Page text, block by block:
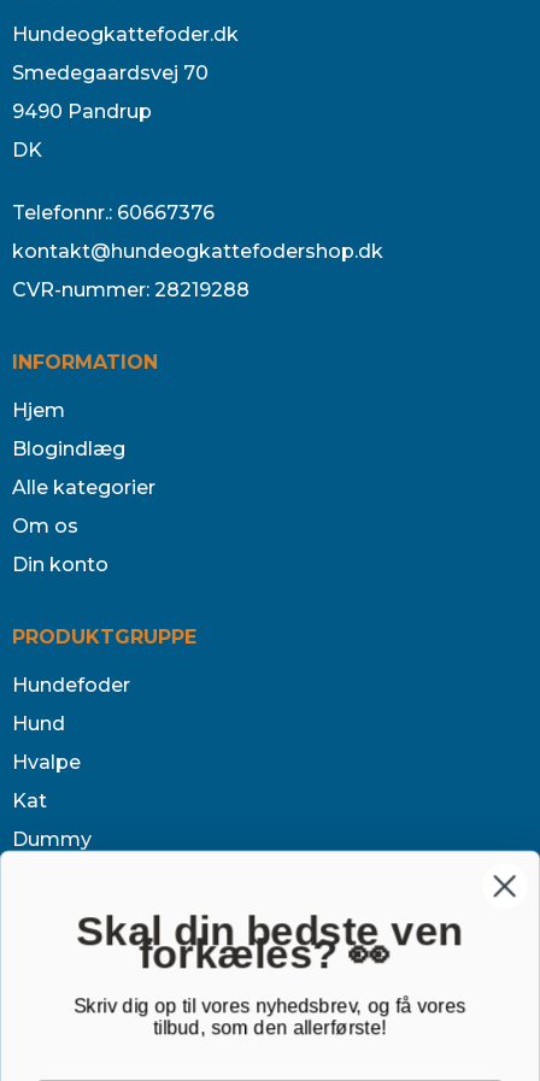
Hundeogkattefoder.dk
Smedegaardsvej 70
9490 Pandrup
DK
Telefonnr.: 60667376
kontakt@hundeogkattefodershop.dk
CVR-nummer: 28219288
INFORMATION
Hjem
Blogindlæg
Alle kategorier
Om os
Din konto
PRODUKTGRUPPE
Hundefoder
Hund
Hvalpe
Kat
Dummy
Tøj & jagt
Sovetid
Skal din bedste ven
forkæles? 👀
Skriv dig op til vores nyhedsbrev, og få vores
tilbud, som den allerførste!